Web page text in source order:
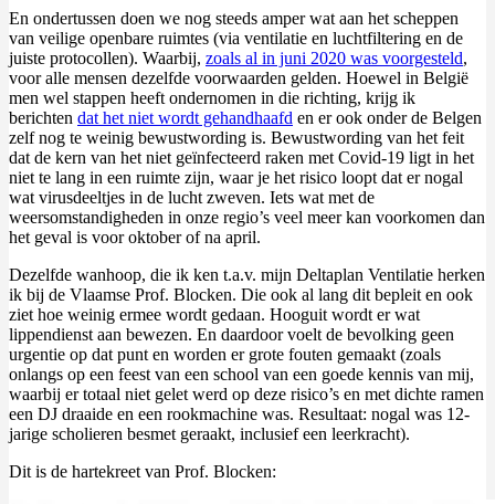
En ondertussen doen we nog steeds amper wat aan het scheppen
van veilige openbare ruimtes (via ventilatie en luchtfiltering en de
juiste protocollen). Waarbij, zoals al in juni 2020 was voorgesteld,
voor alle mensen dezelfde voorwaarden gelden. Hoewel in België
men wel stappen heeft ondernomen in die richting, krijg ik
berichten dat het niet wordt gehandhaafd en er ook onder de Belgen
zelf nog te weinig bewustwording is. Bewustwording van het feit
dat de kern van het niet geïnfecteerd raken met Covid-19 ligt in het
niet te lang in een ruimte zijn, waar je het risico loopt dat er nogal
wat virusdeeltjes in de lucht zweven. Iets wat met de
weersomstandigheden in onze regio’s veel meer kan voorkomen dan
het geval is voor oktober of na april.
Dezelfde wanhoop, die ik ken t.a.v. mijn Deltaplan Ventilatie herken
ik bij de Vlaamse Prof. Blocken. Die ook al lang dit bepleit en ook
ziet hoe weinig ermee wordt gedaan. Hooguit wordt er wat
lippendienst aan bewezen. En daardoor voelt de bevolking geen
urgentie op dat punt en worden er grote fouten gemaakt (zoals
onlangs op een feest van een school van een goede kennis van mij,
waarbij er totaal niet gelet werd op deze risico’s en met dichte ramen
een DJ draaide en een rookmachine was. Resultaat: nogal was 12-
jarige scholieren besmet geraakt, inclusief een leerkracht).
Dit is de hartekreet van Prof. Blocken: